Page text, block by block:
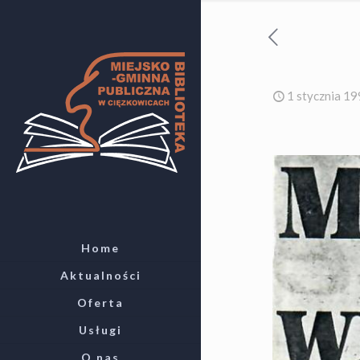
Home
Aktualności
Oferta
Usługi
O nas
1 stycznia